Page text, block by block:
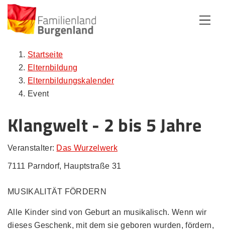
Startseite
Elternbildung
Elternbildungskalender
Event
Klangwelt - 2 bis 5 Jahre
Veranstalter: Das Wurzelwerk
7111 Parndorf, Hauptstraße 31
MUSIKALITÄT FÖRDERN
Alle Kinder sind von Geburt an musikalisch. Wenn wir
dieses Geschenk, mit dem sie geboren wurden, fördern,